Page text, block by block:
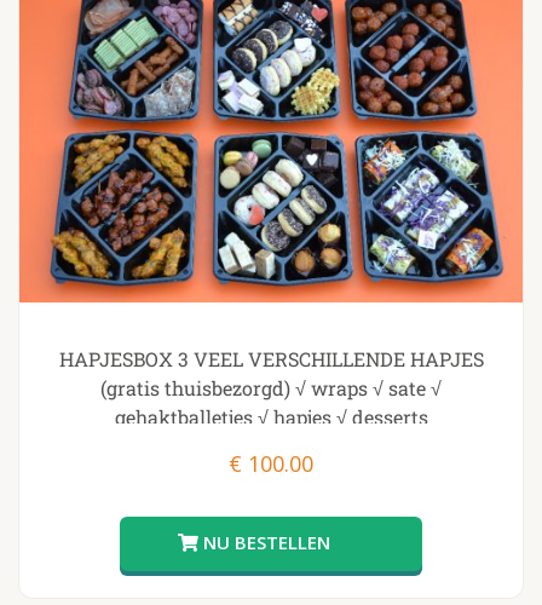
HAPJESBOX 3 VEEL VERSCHILLENDE HAPJES
(gratis thuisbezorgd) √ wraps √ sate √
gehaktballetjes √ hapjes √ desserts
€ 100.00